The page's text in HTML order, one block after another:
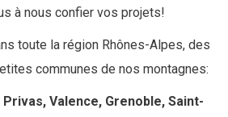
à nous confier vos projets!
toute la région Rhônes-Alpes, des
communes de nos montagnes:
Valence, Grenoble, Saint-